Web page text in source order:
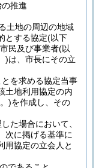
推進
土地の周辺の地域
とする協定(以下
民及び事業者(以
)は、市長にその立
を求める協定当事
土地利用協定の内
)を作成し、その
た場合において、
次に掲げる基準に
用協定の立会人と